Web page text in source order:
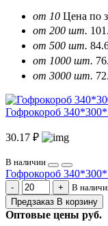
от 10 Цена по
от 200 шт.
от 500 шт.
от 1000 шт.
от 3000 шт.
Гофрокороб
30.17 ₽
В наличии
Гофрокороб
В
Предзаказ В корзину
Оптовые цены руб.